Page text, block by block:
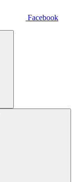
Facebook